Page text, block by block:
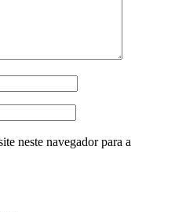
neste navegador para a